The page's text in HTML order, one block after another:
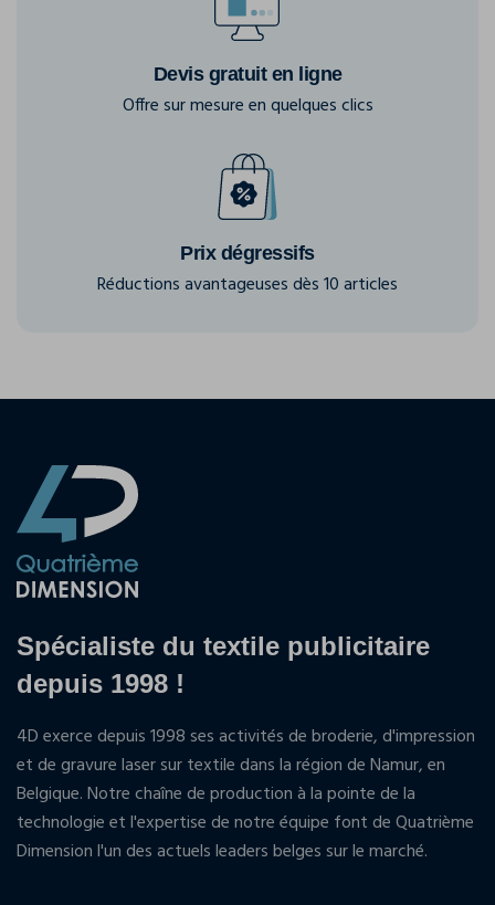
Devis gratuit en ligne
Offre sur mesure en quelques clics
Prix dégressifs
Réductions avantageuses dès 10 articles
Spécialiste du textile publicitaire
depuis 1998 !
4D exerce depuis 1998 ses activités de broderie, d'impression
et de gravure laser sur textile dans la région de Namur, en
Belgique. Notre chaîne de production à la pointe de la
technologie et l'expertise de notre équipe font de Quatrième
Dimension l'un des actuels leaders belges sur le marché.